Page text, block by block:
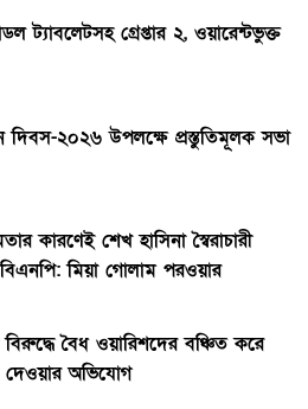
ট্যাবলেটসহ গ্রেপ্তার ২, ওয়ারেন্টভুক্ত
দিবস-২০২৬ উপলক্ষে প্রস্তুতিমূলক সভা
কারণেই শেখ হাসিনা স্বৈরাচারী
মিয়া গোলাম পরওয়ার
বিরুদ্ধে বৈধ ওয়ারিশদের বঞ্চিত করে
দেওয়ার অভিযোগ